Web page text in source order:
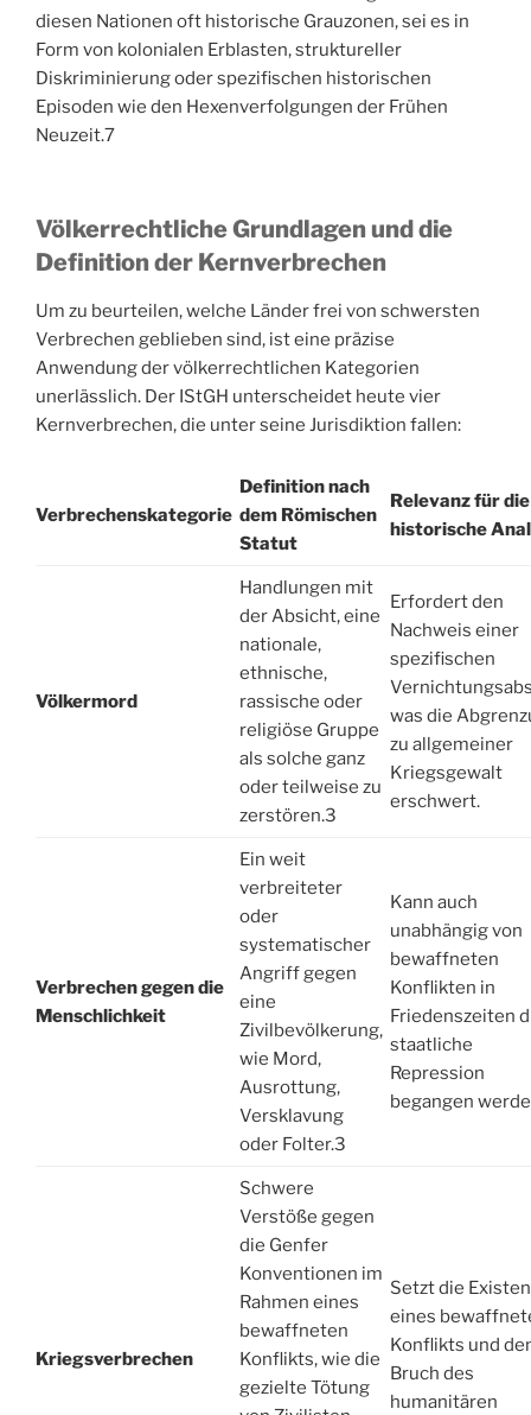
diesen Nationen oft historische Grauzonen, sei es in
Form von kolonialen Erblasten, struktureller
Diskriminierung oder spezifischen historischen
Episoden wie den Hexenverfolgungen der Frühen
Neuzeit.7
Völkerrechtliche Grundlagen und die
Definition der Kernverbrechen
Um zu beurteilen, welche Länder frei von schwersten
Verbrechen geblieben sind, ist eine präzise
Anwendung der völkerrechtlichen Kategorien
unerlässlich. Der IStGH unterscheidet heute vier
Kernverbrechen, die unter seine Jurisdiktion fallen:
Verbrechenskategorie
Definition nach
dem Römischen
Statut
Relevanz für die
historische
Völkermord
Handlungen mit
der Absicht, eine
nationale,
ethnische,
rassische oder
religiöse Gruppe
als solche ganz
oder teilweise zu
zerstören.3
Erfordert den
Nachweis einer
spezifischen
was die
zu allgemeiner
Kriegsgewalt
erschwert.
Verbrechen gegen die
Menschlichkeit
Ein weit
verbreiteter
oder
systematischer
Angriff gegen
eine
Zivilbevölkerung,
wie Mord,
Ausrottung,
Versklavung
oder Folter.3
Kann auch
unabhängig von
bewaffneten
Konflikten in
Friedenszeiten
staatliche
Repression
begangen
Kriegsverbrechen
Schwere
Verstöße gegen
die Genfer
Konventionen im
Rahmen eines
bewaffneten
Konflikts, wie die
gezielte Tötung
Setzt die
eines
Konflikts und
Bruch des
humanitären